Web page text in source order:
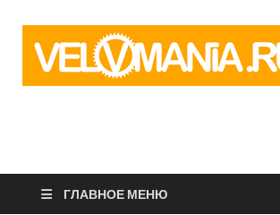
ГЛАВНОЕ МЕНЮ